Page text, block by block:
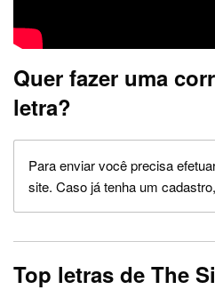
Quer fazer uma
letra?
Para enviar você precisa
site. Caso já tenha um
Top letras de The